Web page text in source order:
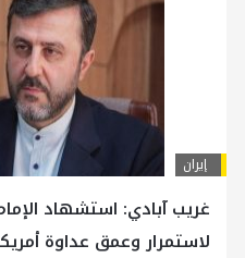
إيران
غريب آبادي: استشهاد
لاستمرار وعمق عداوة